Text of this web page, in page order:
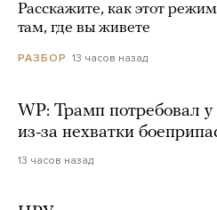
Расскажите, как этот
там, где вы живете
РАЗБОР 13 часов назад
WP: Трамп потребовал
из-за нехватки
13 часов назад